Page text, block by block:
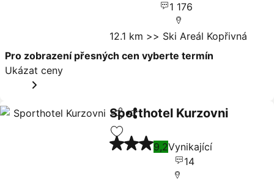
1 176
12.1 km >> Ski Areál Kopřivná
Pro zobrazení přesných cen vyberte termín
Ukázat ceny
Sdílet
Přidat na seznam oblíbených
Sporthotel Kurzovni
Ukázat ceny
3 Počet hvězdiček
9,2Vynikající
14